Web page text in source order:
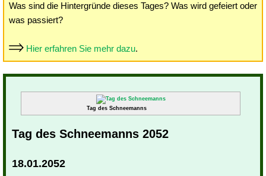
Was sind die Hintergründe dieses Tages? Was wird gefeiert oder
was passiert?
Hier erfahren Sie mehr dazu.
Tag des Schneemanns
Tag des Schneemanns 2052
18.01.2052